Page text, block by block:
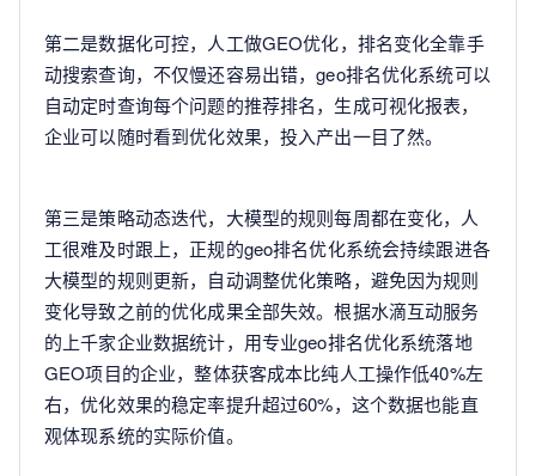
第二是数据化可控，人工做GEO优化，排名变化全靠手
动搜索查询，不仅慢还容易出错，geo排名优化系统可以
自动定时查询每个问题的推荐排名，生成可视化报表，
企业可以随时看到优化效果，投入产出一目了然。
第三是策略动态迭代，大模型的规则每周都在变化，人
工很难及时跟上，正规的geo排名优化系统会持续跟进各
大模型的规则更新，自动调整优化策略，避免因为规则
变化导致之前的优化成果全部失效。根据水滴互动服务
的上千家企业数据统计，用专业geo排名优化系统落地
GEO项目的企业，整体获客成本比纯人工操作低40%左
右，优化效果的稳定率提升超过60%，这个数据也能直
观体现系统的实际价值。